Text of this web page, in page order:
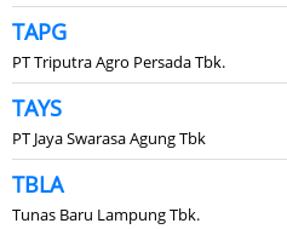
TAPG
PT Triputra Agro Persada Tbk.
TAYS
PT Jaya Swarasa Agung Tbk
TBLA
Tunas Baru Lampung Tbk.